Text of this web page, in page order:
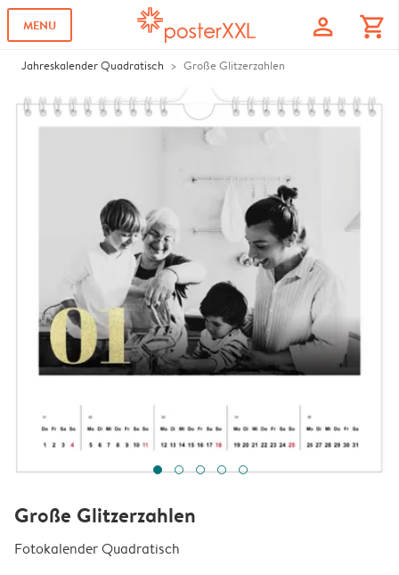
MENU profile shopping_cart
Jahreskalender Quadratisch Große Glitzerzahlen
Große Glitzerzahlen
Fotokalender Quadratisch